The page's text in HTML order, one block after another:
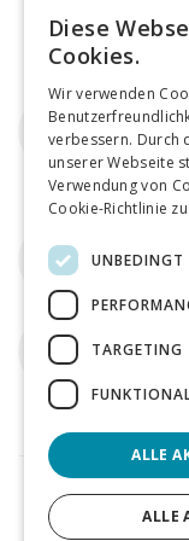
Email
© Tagmin Ltd
Diese
Cookies.
Wir verwenden
verbessern. Durch
unserer Webseite
Verwendung von
Cookie-Richtlinie zu.
UNBEDINGT
TARGETING
ALLE
ALLE